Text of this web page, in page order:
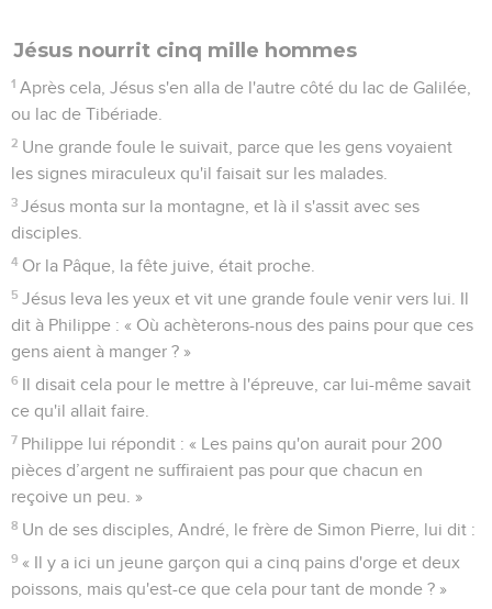
Jésus nourrit cinq mille hommes
1 Après cela, Jésus s'en alla de l'autre côté du lac de Galilée,
ou lac de Tibériade.
2 Une grande foule le suivait, parce que les gens voyaient
les signes miraculeux qu'il faisait sur les malades.
3 Jésus monta sur la montagne, et là il s'assit avec ses
disciples.
4 Or la Pâque, la fête juive, était proche.
5 Jésus leva les yeux et vit une grande foule venir vers lui. Il
dit à Philippe : « Où achèterons-nous des pains pour que ces
gens aient à manger ? »
6 Il disait cela pour le mettre à l'épreuve, car lui-même savait
ce qu'il allait faire.
7 Philippe lui répondit : « Les pains qu'on aurait pour 200
pièces d’argent ne suffiraient pas pour que chacun en
reçoive un peu. »
8 Un de ses disciples, André, le frère de Simon Pierre, lui dit :
9 « Il y a ici un jeune garçon qui a cinq pains d'orge et deux
poissons, mais qu'est-ce que cela pour tant de monde ? »